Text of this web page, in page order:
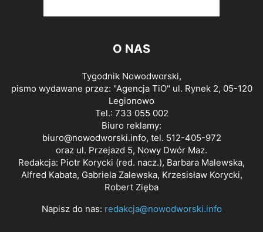
O NAS
Tygodnik Nowodworski,
pismo wydawane przez: "Agencja TiO" ul. Rynek 2, 05-120
Legionowo
Tel.: 733 055 002
Biuro reklamy:
biuro@nowodworski.info, tel. 512-405-972
oraz ul. Przejazd 5, Nowy Dwór Maz.
Redakcja: Piotr Korycki (red. nacz.), Barbara Malewska,
Alfred Kabata, Gabriela Zalewska, Krzesisław Korycki,
Robert Zięba
Napisz do nas: redakcja@nowodworski.info